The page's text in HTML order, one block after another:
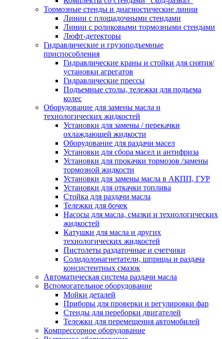
Тормозные стенды и диагностические линии
Линии с площадочными стендами
Линии с роликовыми тормозными стендами
Люфт-детекторы
Гидравлические и грузоподъемные
приспособления
Гидравлические краны и стойки для снятия/
установки агрегатов
Гидравлические прессы
Подъемные столы, тележки для подъема
колес
Оборудование для замены масла и
технологических жидкостей
Установки для замены / перекачки
охлаждающей жидкости
Оборудование для раздачи масел
Установки для сбора масел и антифриза
Установки для прокачки тормозов /замены
тормозной жидкости
Установки для замены масла в АКПП, ГУР
Установки для откачки топлива
Стойка для раздачи масла
Тележки для бочек
Насосы для масла, смазки и технологических
жидкостей
Катушки для масла и других
технологических жидкостей
Пистолеты раздаточные и счетчики
Солидолонагнетатели, шприцы и раздача
консистентных смазок
Автоматическая система раздачи масла
Вспомогательное оборудование
Мойки деталей
Приборы для проверки и регулировки фар
Стенды для переборки двигателей
Тележки для перемещения автомобилей
Компрессорное оборудование